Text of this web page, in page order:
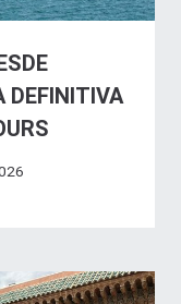
DEFINITIVA